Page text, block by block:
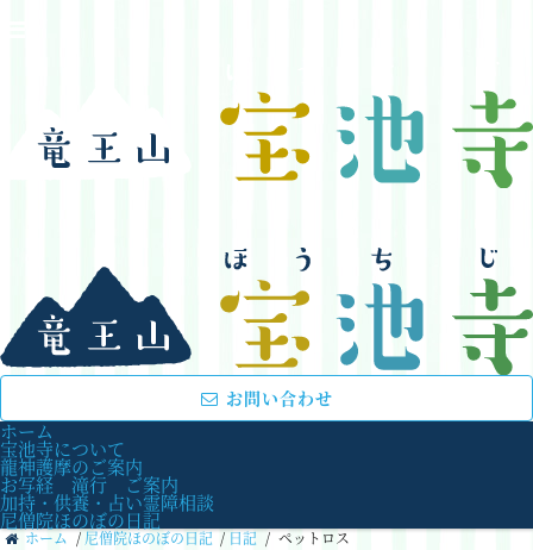
お問い合わせ
ホーム
宝池寺について
龍神護摩のご案内
お写経 滝行 ご案内
加持・供養・占い霊障相談
尼僧院ほのぼの日記
ホーム / 尼僧院ほのぼの日記 / 日記 / ペットロス